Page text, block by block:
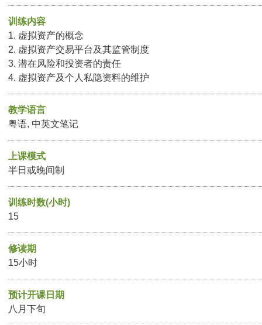
训练内容
1. 虚拟资产的概念
2. 虚拟资产交易平台及其监管制度
3. 潜在风险和投资者的责任
4. 虚拟资产及个人私隐资料的维护
教学语言
粤语, 中英文笔记
上课模式
半日或晚间制
训练时数(小时)
15
修读期
15小时
预计开课日期
八月下旬